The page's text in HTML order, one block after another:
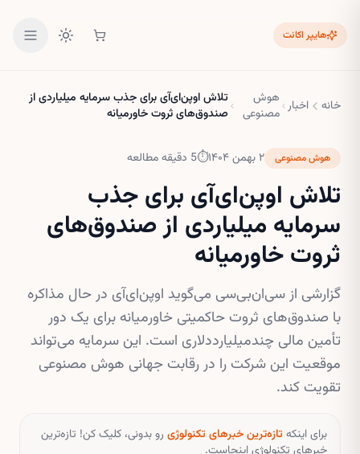
هایپر اکانت
خانه اخبار هوش
مصنوعی
تلاش اوپن‌ای‌آی برای جذب سرمایه میلیاردی از
صندوق‌های ثروت خاورمیانه
هوش مصنوعی ۲ بهمن ۱۴۰۴ ⏱
5 دقیقه مطالعه
تلاش اوپن‌ای‌آی برای جذب
سرمایه میلیاردی از صندوق‌های
ثروت خاورمیانه
گزارشی از سی‌ان‌بی‌سی می‌گوید اوپن‌ای‌آی در حال مذاکره
با صندوق‌های ثروت حاکمیتی خاورمیانه برای یک دور
تأمین مالی چندمیلیارددلاری است. این سرمایه می‌تواند
موقعیت این شرکت را در رقابت جهانی هوش مصنوعی
تقویت کند.
برای اینکهتازه‌ترین خبرهای تکنولوژی رو بدونی، کلیک کن! تازه‌ترین